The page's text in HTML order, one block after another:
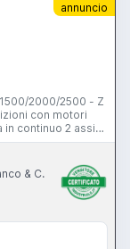
annuncio
2000/2500 - Z
con motori
continuo 2 assi
40-60-72 - CNC a
& C.